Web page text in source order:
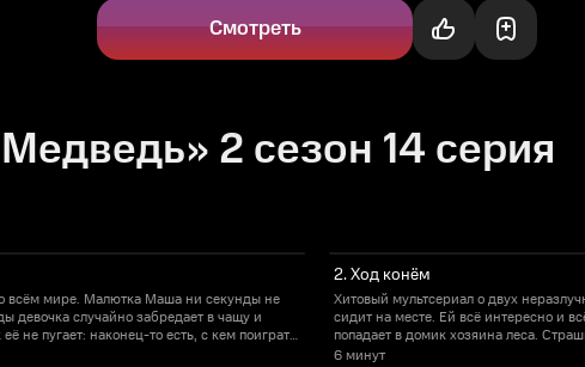
Смотреть
2 сезон 14 серия
всём мире. Малютка Маша ни секунды не
девочка случайно забредает в чащу и
не пугает: наконец-то есть, с кем поиграть!
мишка становятся не разлей вода. Маша
2. Ход конём
Хитовый мультсериал о двух
сидит на месте. Ей всё интересно и
попадает в домик хозяина леса.
Нелюдимый Медведь не рад шумной
6 минут